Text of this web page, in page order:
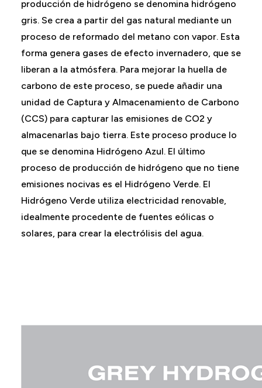
producción de hidrógeno se denomina hidrógeno
gris. Se crea a partir del gas natural mediante un
proceso de reformado del metano con vapor. Esta
forma genera gases de efecto invernadero, que se
liberan a la atmósfera. Para mejorar la huella de
carbono de este proceso, se puede añadir una
unidad de Captura y Almacenamiento de Carbono
(CCS) para capturar las emisiones de CO2 y
almacenarlas bajo tierra. Este proceso produce lo
que se denomina Hidrógeno Azul. El último
proceso de producción de hidrógeno que no tiene
emisiones nocivas es el Hidrógeno Verde. El
Hidrógeno Verde utiliza electricidad renovable,
idealmente procedente de fuentes eólicas o
solares, para crear la electrólisis del agua.